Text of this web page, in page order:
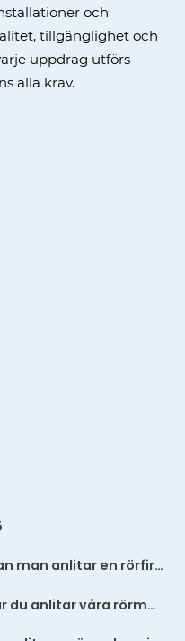
och
tillgänglighet och
uppdrag utförs
alla krav.
Vad bör man kontrollera innan man anlitar en rörfirma?
Hur går ett VVS-arbete till när du anlitar våra rörmokare?